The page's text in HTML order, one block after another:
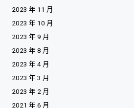
2023 年 11 月
2023 年 10 月
2023 年 9 月
2023 年 8 月
2023 年 4 月
2023 年 3 月
2023 年 2 月
2021 年 6 月